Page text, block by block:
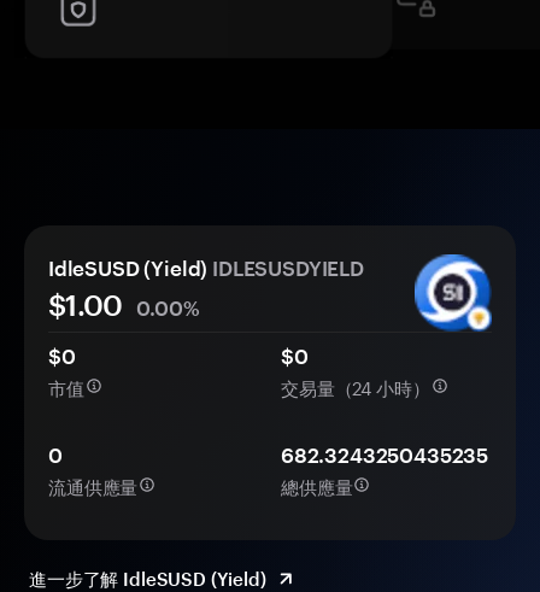
IdleSUSD (Yield) IDLESUSDYIELD
$1.00
0.00%
$0
市值
$0
交易量（24 小時）
0
流通供應量
682.3243250435235
總供應量
進一步了解 IdleSUSD (Yield)